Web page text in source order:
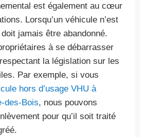
est également au cœur
Lorsqu’un véhicule n’est
jamais être abandonné.
à se débarrasser
la législation sur les
Par exemple, si vous
hors d’usage VHU à
des-Bois, nous pouvons
pour qu’il soit traité